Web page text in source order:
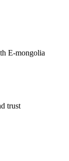
E-mongolia
trust